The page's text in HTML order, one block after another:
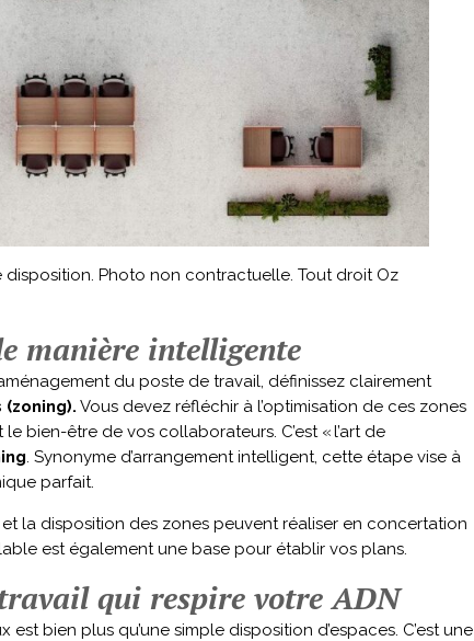
Photo non contractuelle. Tout droit Oz
manière intelligente
du poste de travail, définissez clairement
Vous devez réfléchir à l’optimisation de ces zones
bien-être de vos collaborateurs. C’est « l’art de
. Synonyme d’arrangement intelligent, cette étape vise à
parfait.
la disposition des zones peuvent réaliser en concertation
est également une base pour établir vos plans.
travail qui respire votre ADN
est bien plus qu’une simple disposition d’espaces. C’est une